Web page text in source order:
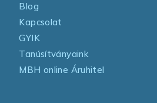
Blog
Kapcsolat
GYIK
Tanúsítványaink
MBH online Áruhitel